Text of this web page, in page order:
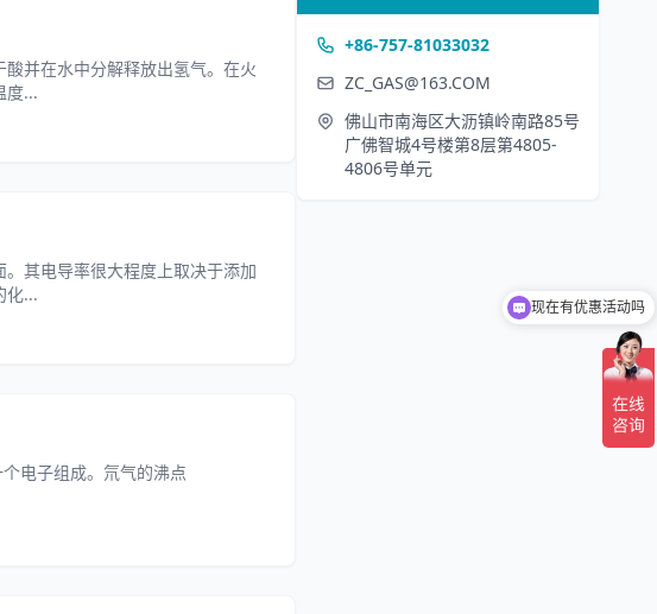
并在水中分解释放出氢气。在火
度...
其电导率很大程度上取决于添加
化...
电子组成。氘气的沸点
+86-757-81033032
ZC_GAS@163.COM
佛山市南海区大沥镇岭南路85号
广佛智城4号楼第8层第4805-
4806号单元
现在有优惠活动吗